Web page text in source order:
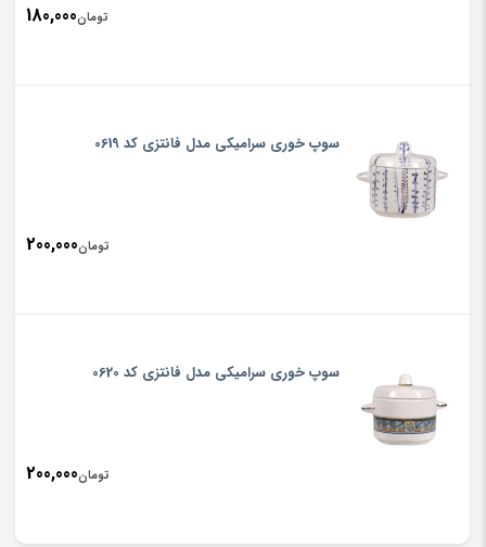
تومان180,000
سوپ خوری سرامیکی مدل فانتزی کد 0619
تومان200,000
سوپ خوری سرامیکی مدل فانتزی کد 0620
تومان200,000